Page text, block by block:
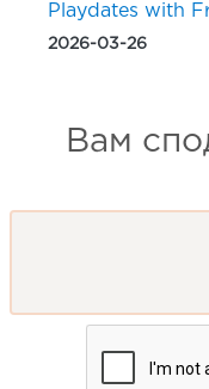
Playdates with
2026-03-26
Вам